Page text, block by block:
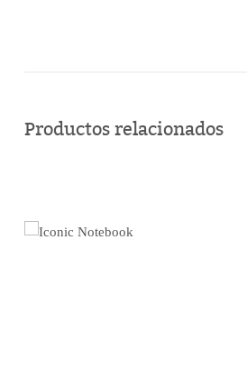
línea
Productos relacionados